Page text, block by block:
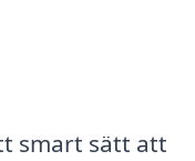
smart sätt att